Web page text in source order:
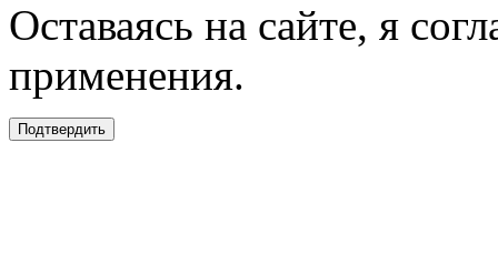
Оставаясь на сайте, я
применения.
Подтвердить